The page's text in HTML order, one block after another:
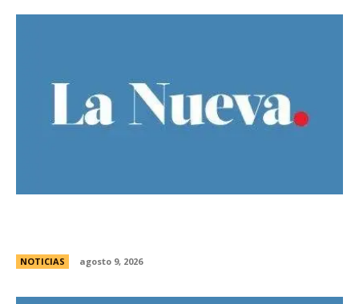
NOTICIAS agosto 9, 2026